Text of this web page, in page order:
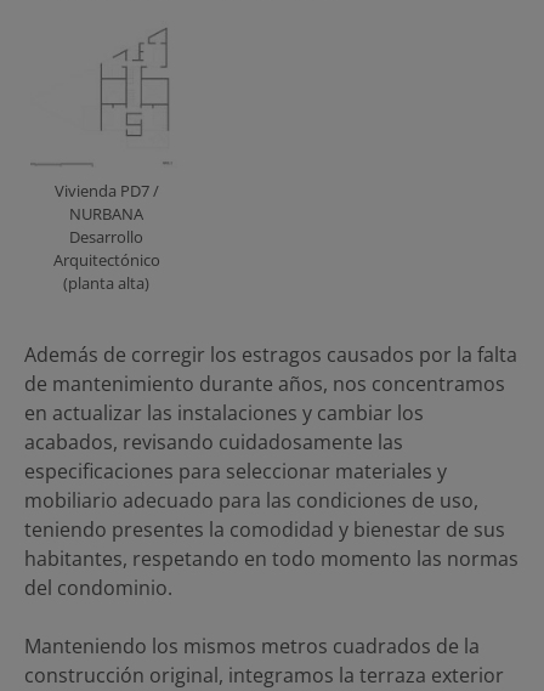
Vivienda PD7 /
NURBANA
Desarrollo
Arquitectónico
(planta alta)
Además de corregir los estragos causados por la falta
de mantenimiento durante años, nos concentramos
en actualizar las instalaciones y cambiar los
acabados, revisando cuidadosamente las
especificaciones para seleccionar materiales y
mobiliario adecuado para las condiciones de uso,
teniendo presentes la comodidad y bienestar de sus
habitantes, respetando en todo momento las normas
del condominio.
Manteniendo los mismos metros cuadrados de la
construcción original, integramos la terraza exterior